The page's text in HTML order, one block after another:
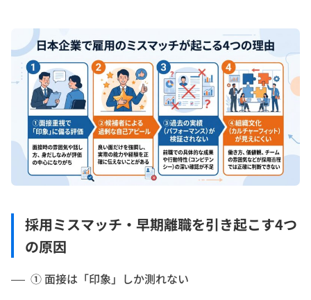
採用ミスマッチ・早期離職を引き起こす4つ
の原因
① 面接は「印象」しか測れない